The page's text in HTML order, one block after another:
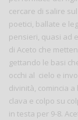
cercare di salire
poetici, ballate e
pensieri, quasi ad
di Aceto che
gettando le basi
occhi al cielo e
divinità, comincia
clava e colpo su
in testa per 9-8.